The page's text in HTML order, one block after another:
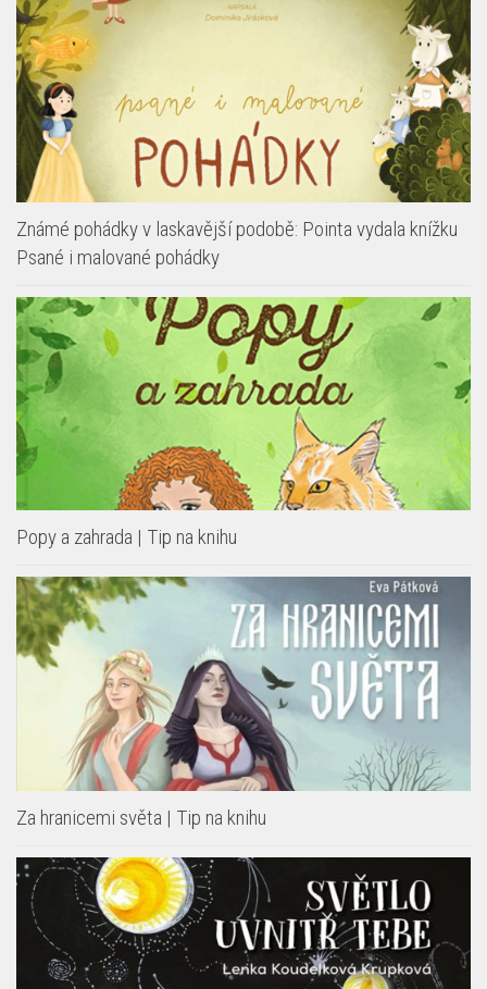
Známé pohádky v laskavější podobě: Pointa vydala knížku
Psané i malované pohádky
Popy a zahrada | Tip na knihu
Za hranicemi světa | Tip na knihu